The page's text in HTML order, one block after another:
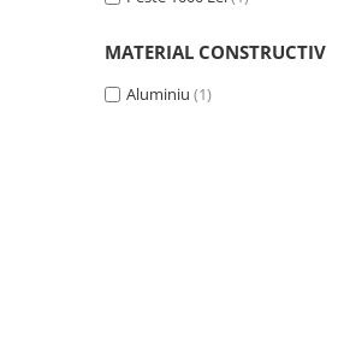
Casti fara fir
MATERIAL CONSTRUCTIV
Aluminiu (1)